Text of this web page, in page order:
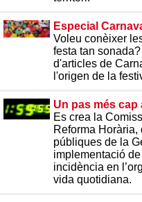
Especial
Voleu conèixer
festa tan
d'articles de
l'origen de la
Un pas més cap
Es crea la
Reforma
públiques de la
implementació
incidència en
vida quotidiana.